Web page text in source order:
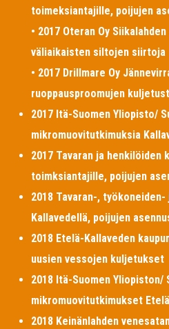
toimeksiantajille, poijujen
• 2017 Oteran Oy
väliaikaisten siltojen siirtoja
• 2017 Drillmare Oy
ruoppausproomujen
2017 Itä-Suomen Yliopisto/
mikromuovitutkimuksia
2017 Tavaran ja
toimksiantajille, poijujen
2018 Tavaran-,
Kallavedellä, poijujen
2018 Etelä-Kallaveden
uusien vessojen kuljetukset
2018 Itä-Suomen Yliopiston/
mikromuovitutkimukset
2018 Keinänlahden